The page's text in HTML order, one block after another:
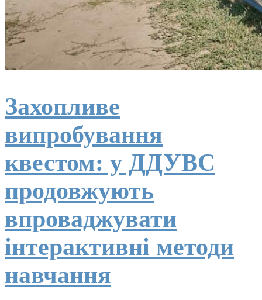
Захопливе
випробування
квестом: у ДДУВС
продовжують
впроваджувати
інтерактивні методи
навчання